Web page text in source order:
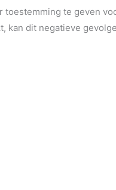
toestemming te geven
kan dit negatieve